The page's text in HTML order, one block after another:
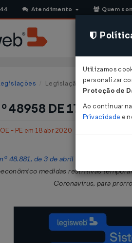
Atendimento Quem
Legislação Estadual -
48958 DE 17/04/
- PE em 18 abr 2020
48.881, de 3 de abril de 2020 , que
medidas restritivas
Coronavírus, para
Utilizamos
personalizar
Proteção de
Ao continuar
Privacidade e